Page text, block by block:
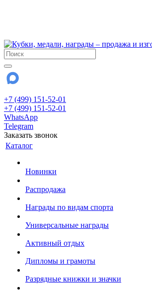
+7 (499) 151-52-01
+7 (499) 151-52-01
WhatsApp
Telegram
Заказать звонок
Каталог
Новинки
Распродажа
Награды по видам спорта
Универсальные награды
Активный отдых
Дипломы и грамоты
Разрядные книжки и значки